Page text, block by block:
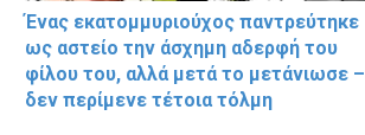
Ένας εκατομμυριούχος παντρεύτηκε
ως αστείο την άσχημη αδερφή του
φίλου του, αλλά μετά το μετάνιωσε –
δεν περίμενε τέτοια τόλμη